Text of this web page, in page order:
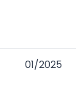
01/2025